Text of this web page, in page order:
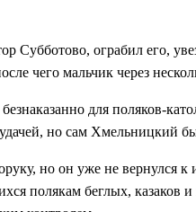
Субботово, ограбил его,
чего мальчик через
для поляков-
но сам Хмельницкий
но он уже не вернулся к
полякам беглых, казаков